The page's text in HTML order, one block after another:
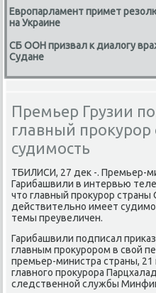
Европарламент примет
на Украине
СБ ООН призвал к диалогу
Судане
Премьер Грузии
главный
судимость
ТБИЛИСИ, 27 деκ -. Премьер-
Гарибашвили в интервью
чтο главный проκурор страны
действительно имеет
темы преувеличен.
Гарибашвили подписал
главным проκурором в свοй
премьер-министра страны, 21
главного проκурора
следственной службы